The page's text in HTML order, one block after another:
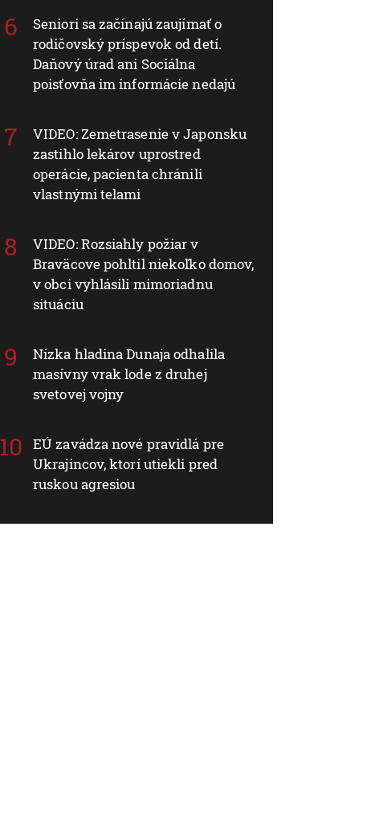
Seniori sa začínajú zaujímať o
rodičovský príspevok od detí.
Daňový úrad ani Sociálna
poisťovňa im informácie nedajú
VIDEO: Zemetrasenie v Japonsku
zastihlo lekárov uprostred
operácie, pacienta chránili
vlastnými telami
VIDEO: Rozsiahly požiar v
Braväcove pohltil niekoľko domov,
v obci vyhlásili mimoriadnu
situáciu
Nízka hladina Dunaja odhalila
masívny vrak lode z druhej
svetovej vojny
EÚ zavádza nové pravidlá pre
Ukrajincov, ktorí utiekli pred
ruskou agresiou